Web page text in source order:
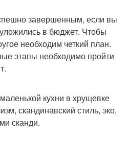
завершенным, если вы
в бюджет. Чтобы
необходим четкий план.
этапы необходимо пройти
кухни в хрущевке
скандинавский стиль, эко,
сканди.